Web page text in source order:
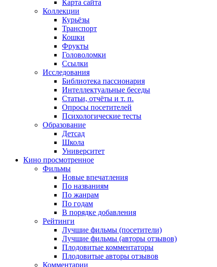
Карта сайта
Коллекции
Курьёзы
Транспорт
Кошки
Фрукты
Головоломки
Ссылки
Исследования
Библиотека пассионария
Интеллектуальные беседы
Статьи, отчёты и т. п.
Опросы посетителей
Психологические тесты
Образование
Детсад
Школа
Университет
Кино просмотренное
Фильмы
Новые впечатления
По названиям
По жанрам
По годам
В порядке добавления
Рейтинги
Лучшие фильмы (посетители)
Лучшие фильмы (авторы отзывов)
Плодовитые комментаторы
Плодовитые авторы отзывов
Комментарии